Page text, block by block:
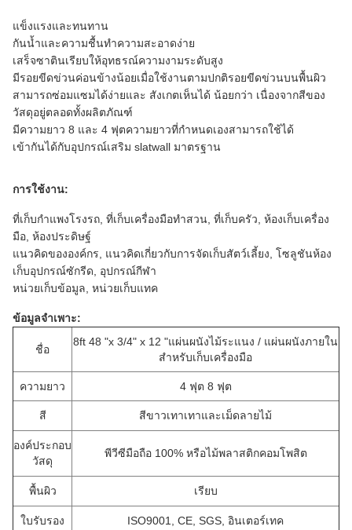
แข็งแรงและทนทาน
กันน้ำและความชื้นทำความสะอาดง่าย
เสร็จซาตินเรียบให้อุทธรณ์ความงามระดับสูง
มีรอยขีดข่วนค่อนข้างน้อยเมื่อใช้งานตามปกติรอยขีดข่วนบนพื้นผิว
สามารถซ่อมแซมได้ง่ายและ สังเกตเห็นได้ น้อยกว่า เนื่องจากสีของ
วัสดุอยู่ตลอดทั้งผลิตภัณฑ์
มีความยาว 8 และ 4 ฟุตความยาวที่กำหนดเองสามารถใช้ได้
เข้ากันได้กับอุปกรณ์เสริม slatwall มาตรฐาน
การใช้งาน:
ที่เก็บกำแพงโรงรถ, ที่เก็บเครื่องมือทำสวน, ที่เก็บครัว, ห้องเก็บเครื่อง
มือ, ห้องประดิษฐ์
แนวคิดขององค์กร, แนวคิดเกี่ยวกับการจัดเก็บสัตว์เลี้ยง, โซลูชันห้อง
เก็บอุปกรณ์ซักรีด, อุปกรณ์กีฬา
หน่วยเก็บข้อมูล, หน่วยเก็บแทค
ข้อมูลจำเพาะ:
ชื่อ
8ft 48 "x 3/4" x 12 "แผ่นผนังไม้ระแนง / แผ่นผนังภายใน
สำหรับเก็บเครื่องมือ
ความยาว 4 ฟุต 8 ฟุต
สี สีขาวเทาเทาและเม็ดลายไม้
องค์ประกอบ
วัสดุ
พีวีซีมือถือ 100% หรือไม้พลาสติกคอมโพสิต
พื้นผิว เรียบ
ใบรับรอง ISO9001, CE, SGS, อินเตอร์เทค